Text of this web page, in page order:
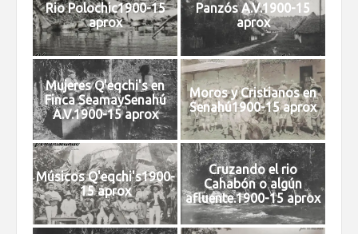
Rio Polochic1900-15
aprox
Panzós A.V.1900-15
aprox
Mujeres Q'eqchi's en
Finca SeamaySenahú
A.V.1900-15 aprox
Moros y Cristianos en
Senahú1900-15 aprox
Músicos Q'eqchi's1900-
15 aprox
Cruzando el rio
Cahabón o algún
afluente.1900-15 aprox